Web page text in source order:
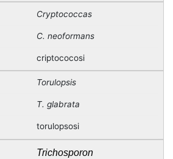
Cryptococcas
C. neoformans
criptococosi
Torulopsis
T. glabrata
torulopsosi
Trichosporon